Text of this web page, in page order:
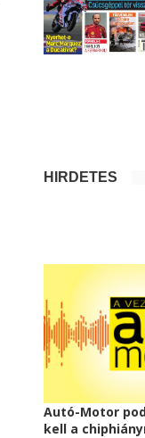
HIRDETÉS
Autó-Motor
kell a